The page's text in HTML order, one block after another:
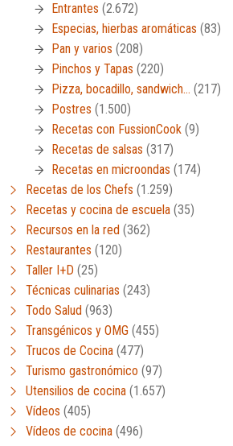
Entrantes (2.672)
Especias, hierbas aromáticas (83)
Pan y varios (208)
Pinchos y Tapas (220)
Pizza, bocadillo, sandwich… (217)
Postres (1.500)
Recetas con FussionCook (9)
Recetas de salsas (317)
Recetas en microondas (174)
Recetas de los Chefs (1.259)
Recetas y cocina de escuela (35)
Recursos en la red (362)
Restaurantes (120)
Taller I+D (25)
Técnicas culinarias (243)
Todo Salud (963)
Transgénicos y OMG (455)
Trucos de Cocina (477)
Turismo gastronómico (97)
Utensilios de cocina (1.657)
Vídeos (405)
Vídeos de cocina (496)